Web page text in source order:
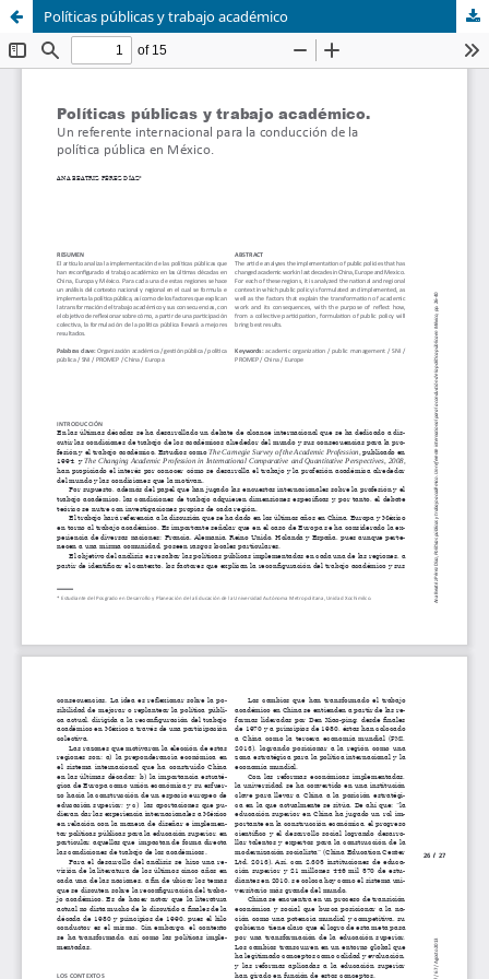
Políticas públicas y trabajo académico